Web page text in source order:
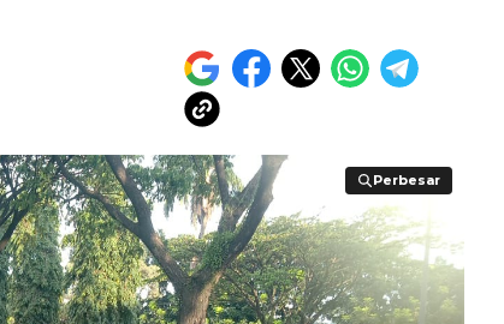
Perbesar
Perbesar